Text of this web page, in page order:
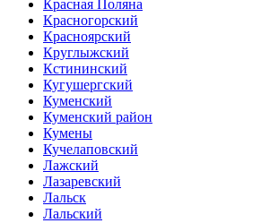
Красная Поляна
Красногорский
Красноярский
Круглыжский
Кстининский
Кугушергский
Куменский
Куменский район
Кумены
Кучелаповский
Лажский
Лазаревский
Лальск
Лальский